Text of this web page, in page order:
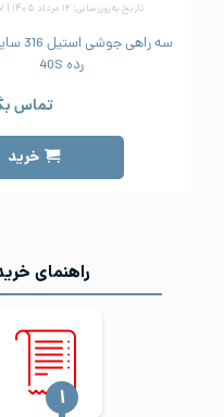
تاریخ به‌روزرسانی: ۱۲ مرداد ۱۴۰۵ | ۱۶:۳۷
رده 40S
تماس
خرید
راهنمای
‍۱